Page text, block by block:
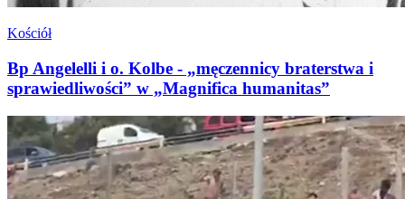
Kościół
Bp Angelelli i o. Kolbe - „męczennicy braterstwa i
sprawiedliwości” w „Magnifica humanitas”